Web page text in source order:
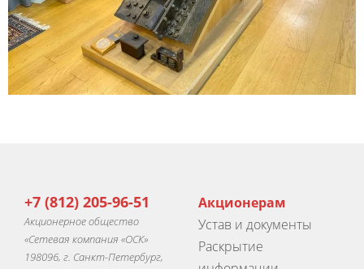
+7 (812) 205-96-51
Акционерное общество
«Сетевая компания «ОСК»
198096, г. Санкт-Петербург,
Акционерам
Устав и документы
Раскрытие